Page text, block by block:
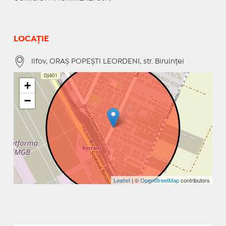
LOCAȚIE
Ilfov, ORAŞ POPEŞTI LEORDENI, str. Biruinţei
+
−
Leaflet | ©OpenStreetMapcontributors